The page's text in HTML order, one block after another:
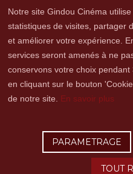
Gindou Cinéma Contacts Lettre
Vidéothèque
Copyright © 2016 Gindou Cinéma |
Lyncee, Infographie:
Notre site Gindou Cinéma
statistiques de visites, partager
et améliorer votre expérience.
services seront amenés à ne
conservons votre choix
en cliquant sur le bouton
de notre site. En savoir plus
PARAMETRAGE
TOUT